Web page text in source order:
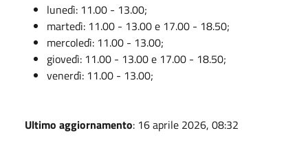
lunedì: 11.00 - 13.00;
martedì: 11.00 - 13.00 e 17.00 - 18.50;
mercoledì: 11.00 - 13.00;
giovedì: 11.00 - 13.00 e 17.00 - 18.50;
venerdì: 11.00 - 13.00;
Ultimo aggiornamento: 16 aprile 2026, 08:32